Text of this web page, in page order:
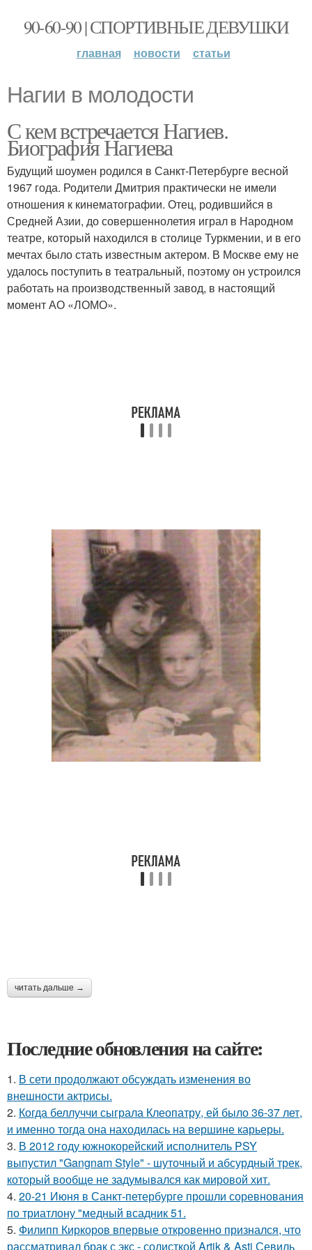
90-60-90 | СПОРТИВНЫЕ ДЕВУШКИ
главная новости статьи
Нагии в молодости
С кем встречается Нагиев.
Биография Нагиева
Будущий шоумен родился в Санкт-Петербурге весной
1967 года. Родители Дмитрия практически не имели
отношения к кинематографии. Отец, родившийся в
Средней Азии, до совершеннолетия играл в Народном
театре, который находился в столице Туркмении, и в его
мечтах было стать известным актером. В Москве ему не
удалось поступить в театральный, поэтому он устроился
работать на производственный завод, в настоящий
момент АО «ЛОМО».
читать дальше →
Последние обновления на сайте:
1. В сети продолжают обсуждать изменения во
внешности актрисы.
2. Когда беллуччи сыграла Клеопатру, ей было 36-37 лет,
и именно тогда она находилась на вершине карьеры.
3. В 2012 году южнокорейский исполнитель PSY
выпустил "Gangnam Style" - шуточный и абсурдный трек,
который вообще не задумывался как мировой хит.
4. 20-21 Июня в Санкт-петербурге прошли соревнования
по триатлону "медный всадник 51.
5. Филипп Киркоров впервые откровенно признался, что
рассматривал брак с экс - солисткой Artik & Asti Севиль